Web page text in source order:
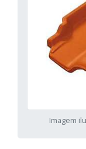
Imagem